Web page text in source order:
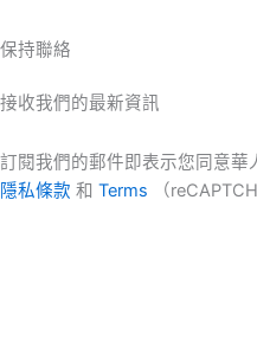
保持聯絡
接收我們的最新資訊
訂閱我們的郵件即表示您同意華
隱私條款 和 Terms （